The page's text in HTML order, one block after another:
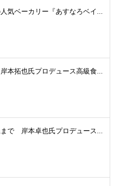
気ベーカリー『あすなろベイ...
本拓也氏プロデュース高級食...
で 岸本卓也氏プロデュース...